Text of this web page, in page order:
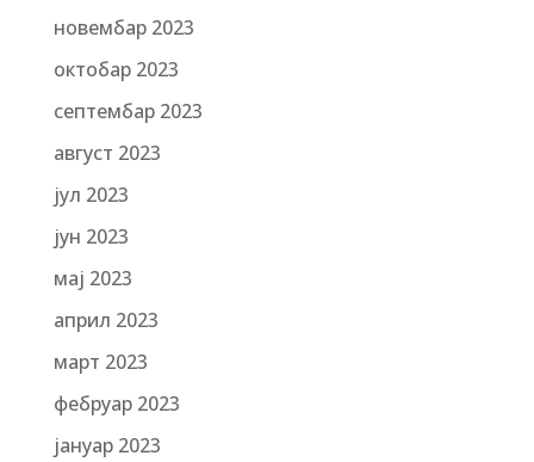
новембар 2023
октобар 2023
септембар 2023
август 2023
јул 2023
јун 2023
мај 2023
април 2023
март 2023
фебруар 2023
јануар 2023